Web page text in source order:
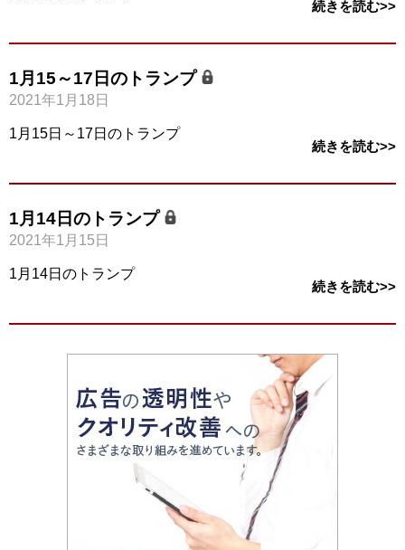
続きを読む>>
1月15～17日のトランプ
2021年1月18日
1月15日～17日のトランプ
続きを読む>>
1月14日のトランプ
2021年1月15日
1月14日のトランプ
続きを読む>>